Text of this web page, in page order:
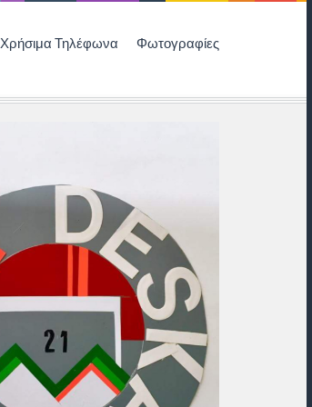
Χρήσιμα Τηλέφωνα Φωτογραφίες